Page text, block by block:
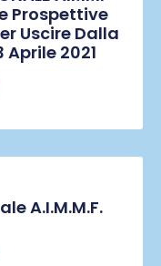
Prospettive
Uscire Dalla
2021
A.I.M.M.F.